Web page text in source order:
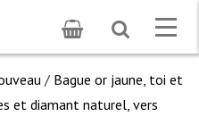
Toggle
search
/ Bague or jaune, toi et
et diamant naturel, vers